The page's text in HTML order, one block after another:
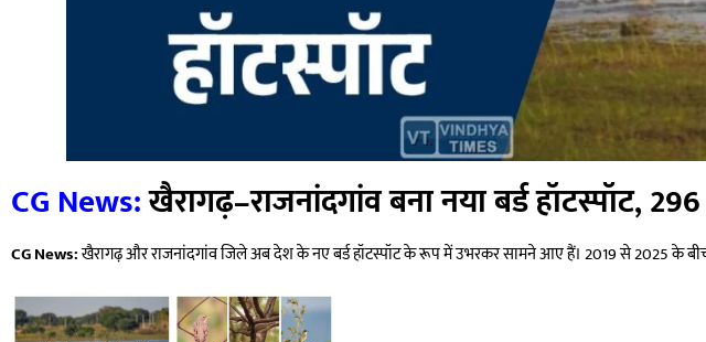
CG News:खैरागढ़–राजनांदगांव बना नया बर्ड हॉटस्पॉट, 296
CG News:खैरागढ़ और राजनांदगांव जिले अब देश के नए बर्ड हॉटस्पॉट के रूप में उभरकर सामने आए हैं। 2019 से 2025 के बीच हुए